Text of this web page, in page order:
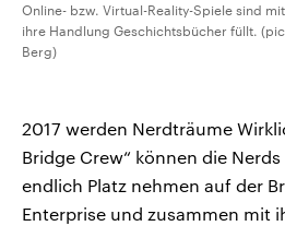
Online- bzw. Virtual-Reality-Spiele sind
ihre Handlung Geschichtsbücher füllt.
Berg)
2017 werden Nerdträume
Bridge Crew“ können die
endlich Platz nehmen auf der
Enterprise und zusammen mit